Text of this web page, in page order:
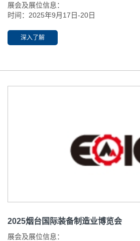
展会及展位信息：
时间：2025年9月17日-20日
地点：国家会展中心二期（天津）（津南
展位号：N24-C41
深入了解
2025烟台国际装备制造业博览会
展会及展位信息：